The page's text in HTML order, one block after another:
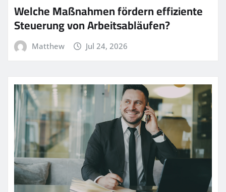
Welche Maßnahmen fördern effiziente
Steuerung von Arbeitsabläufen?
Matthew Jul 24, 2026